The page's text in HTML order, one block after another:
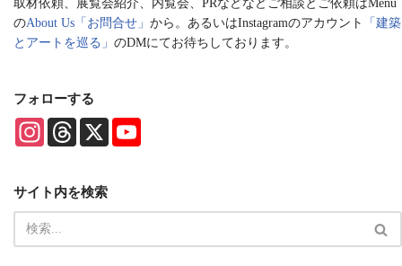
取材依頼、展覧会紹介、内覧会、PRなどなどご相談とご依頼はMenu
のAbout Us「お問合せ」 から。あるいはInstagramのアカウント
「建築
とアートを巡る」 のDMにてお待ちしております。
フォローする
I
g
r
a
T
d
s
X
e
サイト内を検索